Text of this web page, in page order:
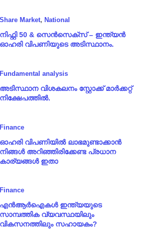
Share Market, National
നിഫ്റ്റി 50 & സെൻസെക്സ് – ഇന്ത്യൻ
ഓഹരി വിപണിയുടെ അടിസ്ഥാനം.
Fundamental analysis
അടിസ്ഥാന വിശകലനം സ്റ്റോക്ക് മാർക്കറ്റ്
നിക്ഷേപത്തിൽ.
Finance
ഓഹരി വിപണിയിൽ ലാഭമുണ്ടാക്കാൻ
നിങ്ങൾ അറിഞ്ഞിരിക്കേണ്ട പ്രധാന
കാര്യങ്ങൾ ഇതാ
Finance
എൻആർഐകൾ ഇന്ത്യയുടെ
സാമ്പത്തിക വ്യവസ്ഥയിലും
വികസനത്തിലും സഹായകം?